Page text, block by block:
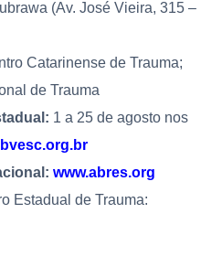
(Av. José Vieira, 315 –
Catarinense de Trauma;
de Trauma
1 a 25 de agosto nos
www.abres.org
Estadual de Trauma: